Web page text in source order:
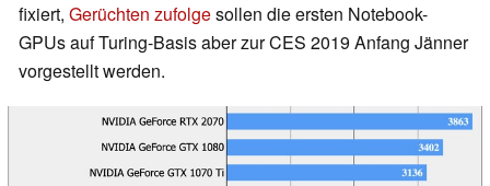
fixiert, Gerüchten zufolgesollen die ersten Notebook-
GPUs auf Turing-Basis aber zur CES 2019 Anfang Jänner
vorgestellt werden.